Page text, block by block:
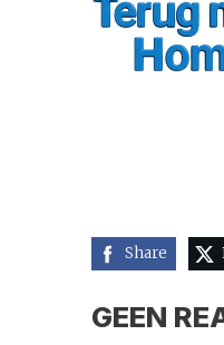
Share
GEEN